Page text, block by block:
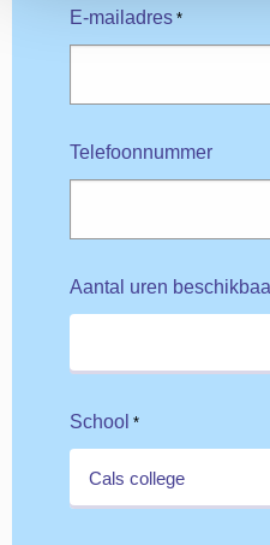
E-mailadres *
Telefoonnummer
Aantal uren
School *